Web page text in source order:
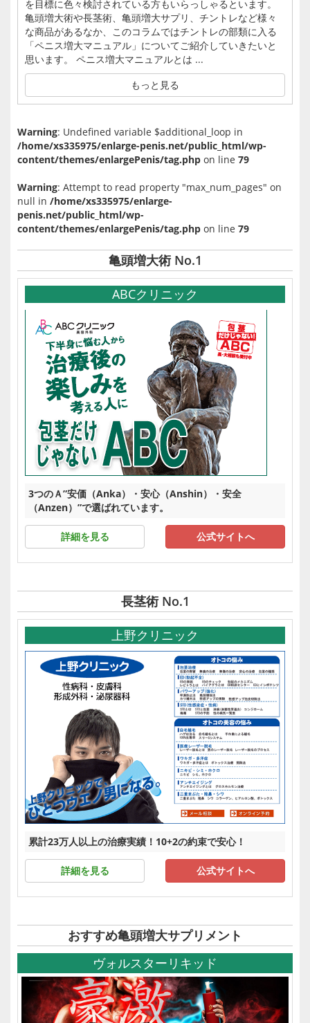
を目標に色々検討されている方もいらっしゃるといます。
亀頭増大術や長茎術、亀頭増大サプリ、チントレなど様々
な商品があるなか、このコラムではチントレの部類に入る
「ペニス増大マニュアル」についてご紹介していきたいと
思います。 ペニス増大マニュアルとは ...
もっと見る
Warning: Undefined variable $additional_loop in
/home/xs335975/enlarge-penis.net/public_html/wp-
content/themes/enlargePenis/tag.php on line 79
Warning: Attempt to read property "max_num_pages" on
null in /home/xs335975/enlarge-
penis.net/public_html/wp-
content/themes/enlargePenis/tag.php on line 79
亀頭増大術 No.1
ABCクリニック
3つのＡ”安価（Anka）・安心（Anshin）・安全
（Anzen）”で選ばれています。
詳細を見る 公式サイトへ
長茎術 No.1
上野クリニック
累計23万人以上の治療実績！10+2の約束で安心！
詳細を見る 公式サイトへ
おすすめ亀頭増大サプリメント
ヴォルスターリキッド